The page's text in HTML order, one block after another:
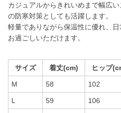
カジュアルからきれいめまで幅広
の防寒対策としても活躍します。
軽量でありながら保温性に優れ、
お過ごしいただけます。
サイズ 着丈(cm) ヒップ
M 58 102
L 59 106